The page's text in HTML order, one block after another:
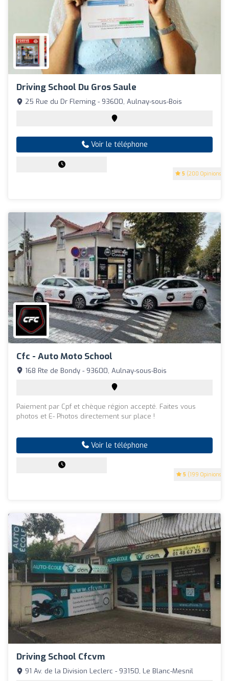
Driving School Du Gros Saule
5 (200 Opinions)
25 Rue du Dr Fleming - 93600, Aulnay-sous-Bois
Voir le téléphone
Cfc - Auto Moto School
5 (199 Opinions)
168 Rte de Bondy - 93600, Aulnay-sous-Bois
Paiement par Cpf et chèque région accepté. Faites vous
photos et E- Photos directement sur place !
Voir le téléphone
Driving School Cfcvm
91 Av. de la Division Leclerc - 93150, Le Blanc-Mesnil